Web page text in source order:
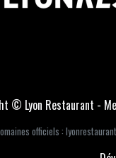
© Lyon Restaurant -
officiels :